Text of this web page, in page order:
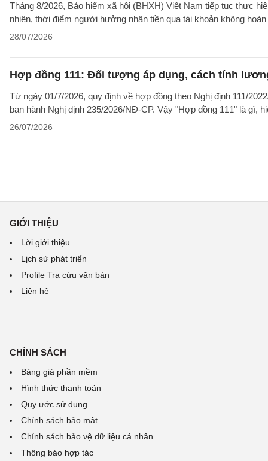
Tháng 8/2026, Bảo hiểm xã hội (BHXH) Việt Nam tiếp tục thực
nhiên, thời điểm người hưởng nhận tiền qua tài khoản không
28/07/2026
Hợp đồng 111: Đối tượng áp dụng, cách tính
Từ ngày 01/7/2026, quy định về hợp đồng theo Nghị định 111/
ban hành Nghị định 235/2026/NĐ-CP. Vậy "Hợp đồng 111" là
26/07/2026
GIỚI THIỆU
Lời giới thiệu
Lịch sử phát triển
Profile Tra cứu văn bản
Liên hệ
CHÍNH SÁCH
Bảng giá phần mềm
Hình thức thanh toán
Quy ước sử dụng
Chính sách bảo mật
Chính sách bảo vệ dữ liệu cá nhân
Thông báo hợp tác